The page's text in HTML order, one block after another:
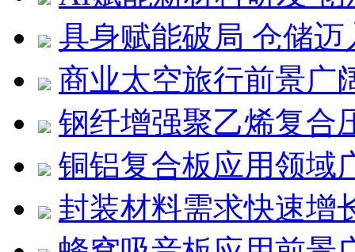
具身赋能破局 仓储
商业太空旅行前景广
钢纤增强聚乙烯复合
铜铝复合板应用领域
封装材料需求快速增